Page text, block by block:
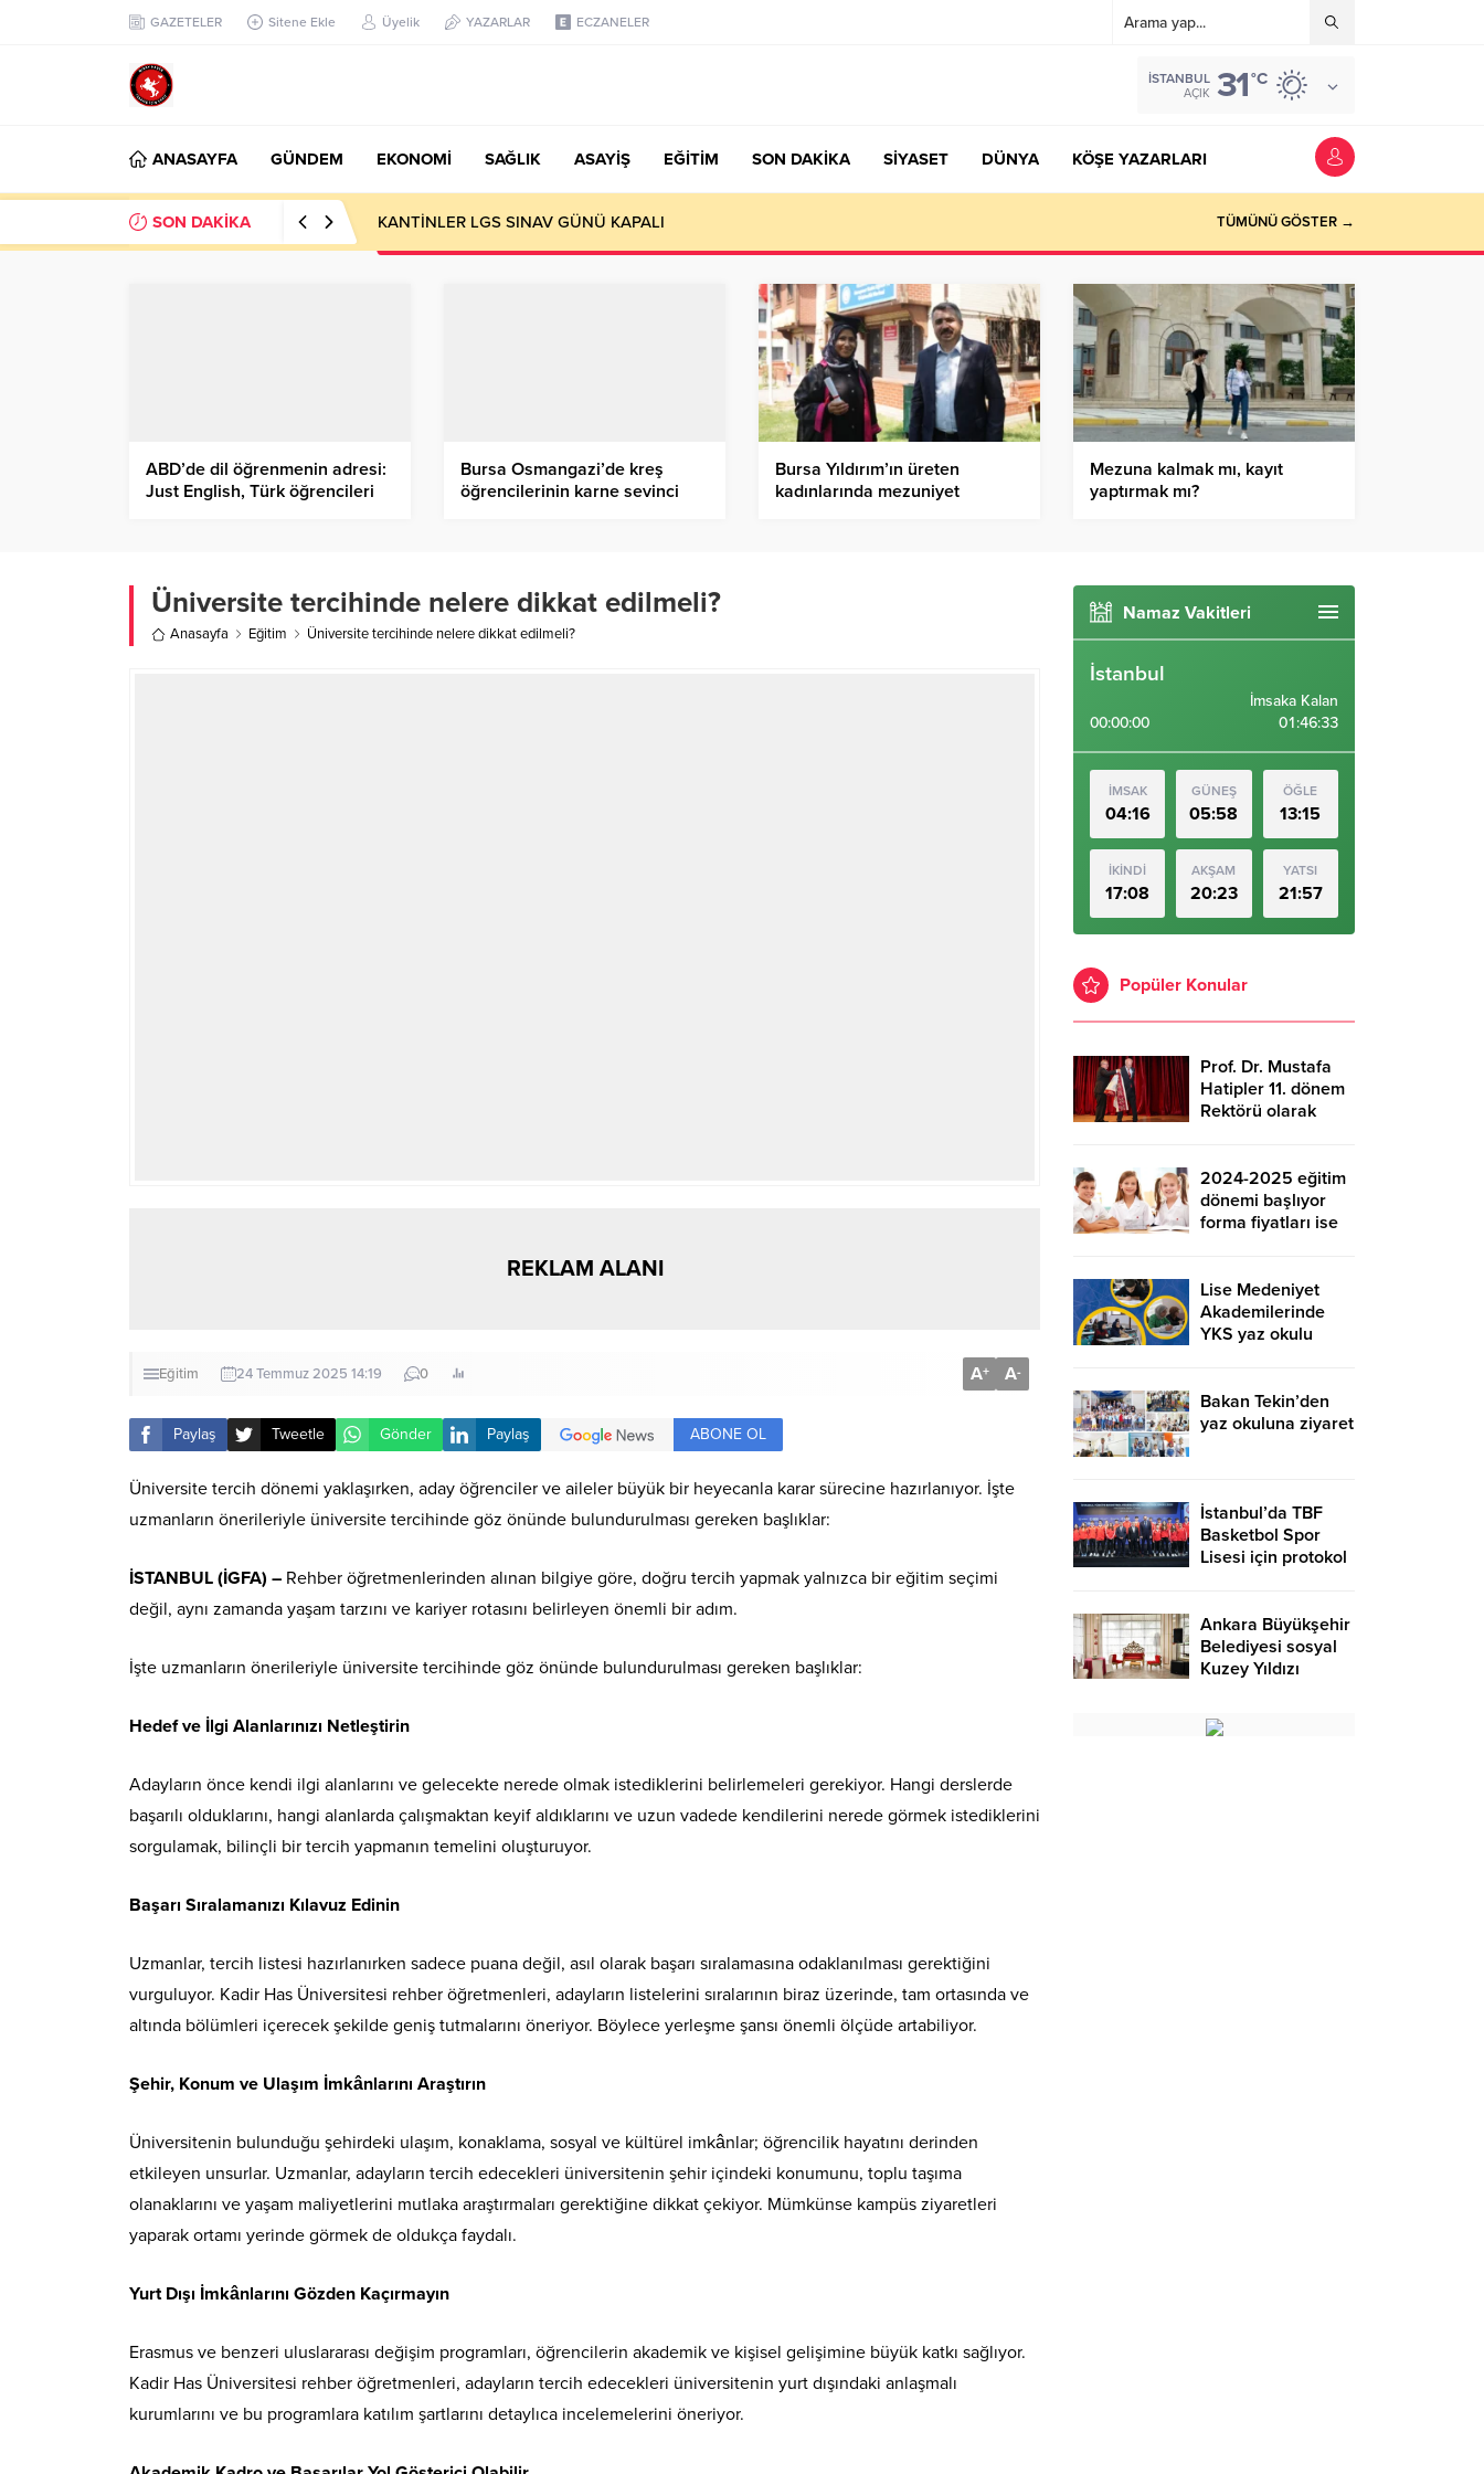
GAZETELER Sitene Ekle Üyelik YAZARLAR ECZANELER
İSTANBUL
AÇIK 31°C
ANASAYFA GÜNDEM EKONOMİ SAĞLIK ASAYİŞ EĞİTİM SON DAKİKA SİYASET DÜNYA KÖŞE YAZARLARI
SON DAKİKA KANTİNLER LGS SINAV GÜNÜ KAPALI TÜMÜNÜ GÖSTER →
ABD’de dil öğrenmenin adresi:
Just English, Türk öğrencileri
Bursa Osmangazi’de kreş
öğrencilerinin karne sevinci
Bursa Yıldırım’ın üreten
kadınlarında mezuniyet
Mezuna kalmak mı, kayıt
yaptırmak mı?
Üniversite tercihinde nelere dikkat edilmeli?
Anasayfa Eğitim Üniversite tercihinde nelere dikkat edilmeli?
REKLAM ALANI
Eğitim 24 Temmuz 2025 14:19 0 A+ A-
Paylaş Tweetle Gönder Paylaş ABONE OL
Üniversite tercih dönemi yaklaşırken, aday öğrenciler ve aileler büyük bir heyecanla karar sürecine hazırlanıyor. İşte
uzmanların önerileriyle üniversite tercihinde göz önünde bulundurulması gereken başlıklar:
İSTANBUL (İGFA) – Rehber öğretmenlerinden alınan bilgiye göre, doğru tercih yapmak yalnızca bir eğitim seçimi
değil, aynı zamanda yaşam tarzını ve kariyer rotasını belirleyen önemli bir adım.
İşte uzmanların önerileriyle üniversite tercihinde göz önünde bulundurulması gereken başlıklar:
Hedef ve İlgi Alanlarınızı Netleştirin
Adayların önce kendi ilgi alanlarını ve gelecekte nerede olmak istediklerini belirlemeleri gerekiyor. Hangi derslerde
başarılı olduklarını, hangi alanlarda çalışmaktan keyif aldıklarını ve uzun vadede kendilerini nerede görmek istediklerini
sorgulamak, bilinçli bir tercih yapmanın temelini oluşturuyor.
Başarı Sıralamanızı Kılavuz Edinin
Uzmanlar, tercih listesi hazırlanırken sadece puana değil, asıl olarak başarı sıralamasına odaklanılması gerektiğini
vurguluyor. Kadir Has Üniversitesi rehber öğretmenleri, adayların listelerini sıralarının biraz üzerinde, tam ortasında ve
altında bölümleri içerecek şekilde geniş tutmalarını öneriyor. Böylece yerleşme şansı önemli ölçüde artabiliyor.
Şehir, Konum ve Ulaşım İmkânlarını Araştırın
Üniversitenin bulunduğu şehirdeki ulaşım, konaklama, sosyal ve kültürel imkânlar; öğrencilik hayatını derinden
etkileyen unsurlar. Uzmanlar, adayların tercih edecekleri üniversitenin şehir içindeki konumunu, toplu taşıma
olanaklarını ve yaşam maliyetlerini mutlaka araştırmaları gerektiğine dikkat çekiyor. Mümkünse kampüs ziyaretleri
yaparak ortamı yerinde görmek de oldukça faydalı.
Yurt Dışı İmkânlarını Gözden Kaçırmayın
Erasmus ve benzeri uluslararası değişim programları, öğrencilerin akademik ve kişisel gelişimine büyük katkı sağlıyor.
Kadir Has Üniversitesi rehber öğretmenleri, adayların tercih edecekleri üniversitenin yurt dışındaki anlaşmalı
kurumlarını ve bu programlara katılım şartlarını detaylıca incelemelerini öneriyor.
Namaz Vakitleri
İstanbul
00:00:00
İmsaka Kalan
01:46:32
İMSAK
04:16
GÜNEŞ
05:58
ÖĞLE
13:15
İKİNDİ
17:08
AKŞAM
20:23
YATSI
21:57
Popüler Konular
Prof. Dr. Mustafa
Hatipler 11. dönem
Rektörü olarak
2024-2025 eğitim
dönemi başlıyor
forma fiyatları ise
Lise Medeniyet
Akademilerinde
YKS yaz okulu
Bakan Tekin’den
yaz okuluna ziyaret
İstanbul’da TBF
Basketbol Spor
Lisesi için protokol
Ankara Büyükşehir
Belediyesi sosyal
Kuzey Yıldızı